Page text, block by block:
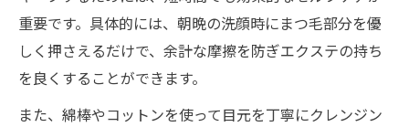
重要です。具体的には、朝晩の洗顔時にまつ毛部分を優
しく押さえるだけで、余計な摩擦を防ぎエクステの持ち
を良くすることができます。
また、綿棒やコットンを使って目元を丁寧にクレンジン